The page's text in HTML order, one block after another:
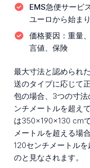
EMS急便サービ
ユーロから始ま
価格要因： 重量
言値、保険
最大寸法と認められ
送のタイプに応じて
包の場合、3つの寸
ンチメートルを超え
は350×190×130 cm
メートルを超える場
120センチメートル
のと見なされます。